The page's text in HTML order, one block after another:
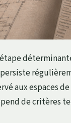
aux espaces
de critères